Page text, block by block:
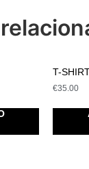
T-
€35.00